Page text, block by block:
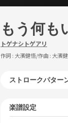
もう何も
トゲナシトゲアリ
作詞 : 大濱健悟/作曲 : 大濱
ストロークパター
楽譜設定